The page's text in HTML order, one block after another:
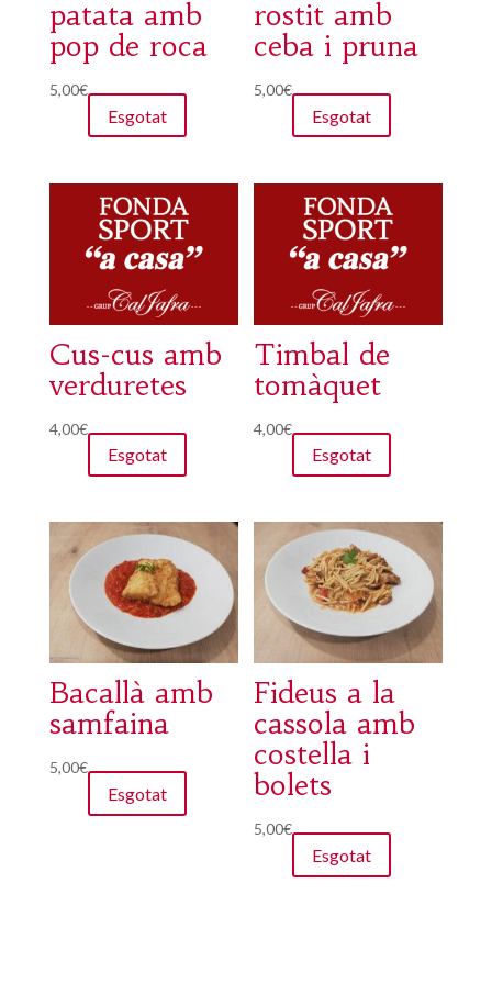
patata amb
pop de roca
5,00€
Esgotat
rostit amb
ceba i pruna
5,00€
Esgotat
Cus-cus amb
verduretes
4,00€
Esgotat
Timbal de
tomàquet
4,00€
Esgotat
Bacallà amb
samfaina
5,00€
Esgotat
Fideus a la
cassola amb
costella i
bolets
5,00€
Esgotat